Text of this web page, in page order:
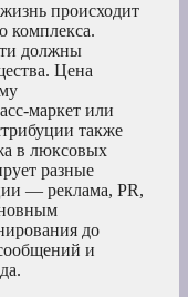
происходит
комплекса.
должны
Цена
маркет или
также
в люксовых
разные
— реклама, PR,
до
и